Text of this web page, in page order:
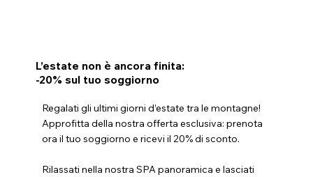
L’estate non è ancora finita:
-20% sul tuo soggiorno
Regalati gli ultimi giorni d’estate tra le montagne!
Approfitta della nostra offerta esclusiva: prenota
ora il tuo soggiorno e ricevi il 20% di sconto.
Rilassati nella nostra SPA panoramica e lasciati